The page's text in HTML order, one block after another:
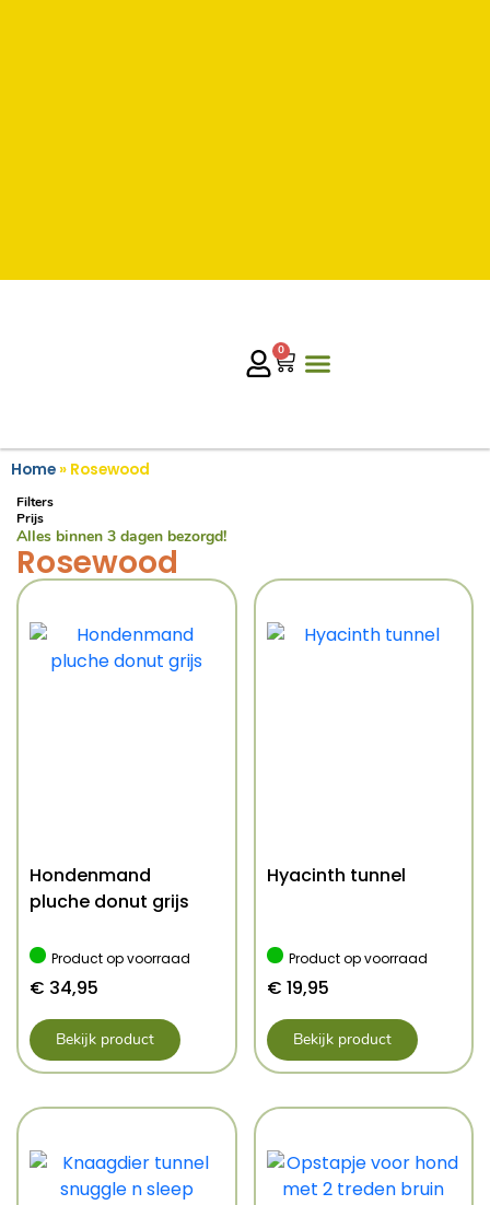
0
Home» Rosewood
Filters
Prijs
Alles binnen 3 dagen bezorgd!
Rosewood
Hondenmand
pluche donut grijs
Product op voorraad
€ 34,95
Bekijk product
Hyacinth tunnel
Product op voorraad
€ 19,95
Bekijk product